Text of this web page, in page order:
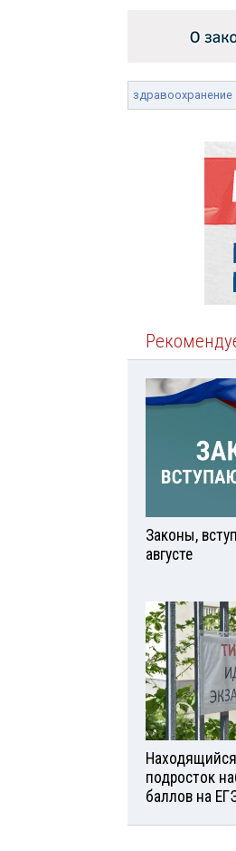
здравоохранение
Законы,
августе
подросток
баллов на